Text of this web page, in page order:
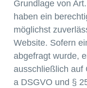
Grundlage von
haben ein
möglichst
Website. Sofern
abgefragt wurde,
ausschließlich auf
a DSGVO und §